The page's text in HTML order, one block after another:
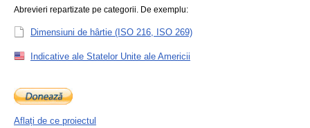
Abrevieri repartizate pe categorii. De exemplu:
Dimensiuni de hârtie (ISO 216, ISO 269)
Indicative ale Statelor Unite ale Americii
Aflați de ce proiectul